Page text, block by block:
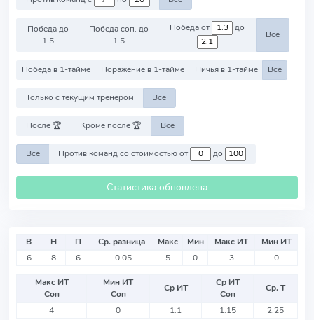
Победа до
1.5
Победа соп. до
1.5
Победа от до
Все
Победа в 1-тайме Поражение в 1-тайме Ничья в 1-тайме Все
Только с текущим тренером Все
После 🏆 Кроме после 🏆 Все
Все Против команд со стоимостью от до
Статистика обновлена
В Н П Ср. разница Макс Мин Макс ИТ
Мин ИТ
6
8 6 -0.05 5 0 3 0
Макс ИТ
Соп
Мин ИТ
Соп
Ср ИТ
Ср ИТ
Соп
Ср. Т
4
0 1.1 1.15 2.25